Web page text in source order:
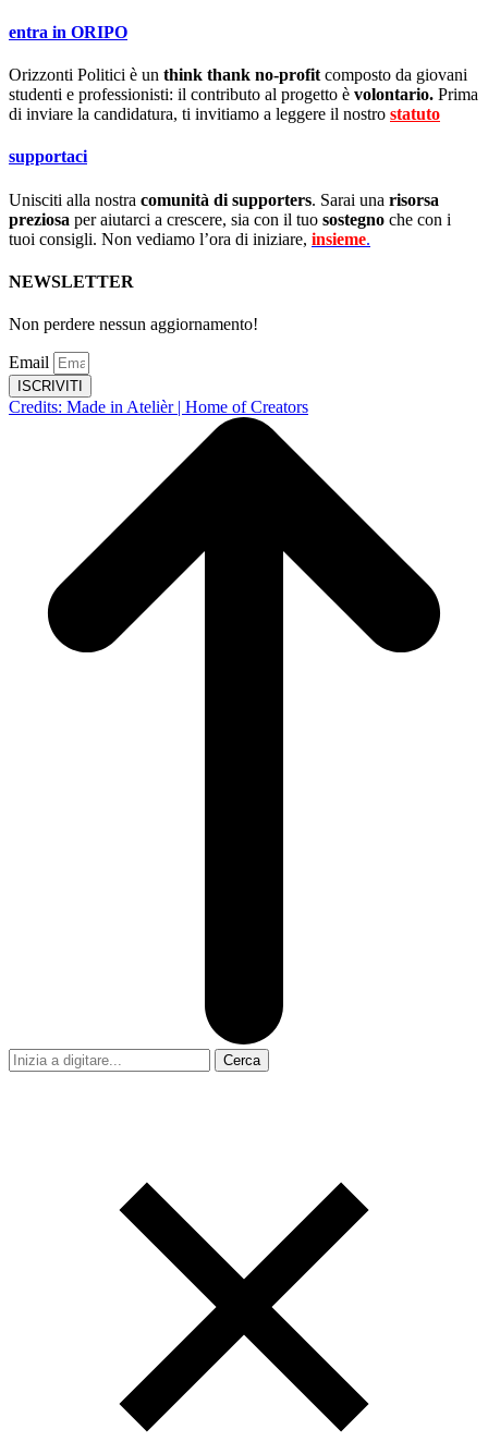
entra in ORIPO
Orizzonti Politici è un think thank no-profit composto da giovani
studenti e professionisti: il contributo al progetto è volontario. Prima
di inviare la candidatura, ti invitiamo a leggere il nostro statuto
supportaci
Unisciti alla nostra comunità di supporters. Sarai una risorsa
preziosa per aiutarci a crescere, sia con il tuo sostegno che con i
tuoi consigli. Non vediamo l’ora di iniziare, insieme.
NEWSLETTER
Non perdere nessun aggiornamento!
Email
ISCRIVITI
Credits: Made in Atelièr | Home of Creators
Cerca